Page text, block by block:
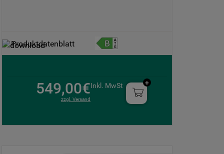
Produktdatenblatt
549,00€Inkl. MwSt
zzgl. Versand